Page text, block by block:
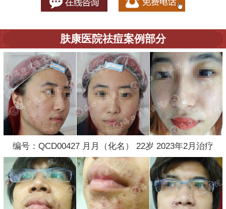
肤康医院祛痘案例部分
编号：QCD00427 月月（化名） 22岁 2023年2月治疗